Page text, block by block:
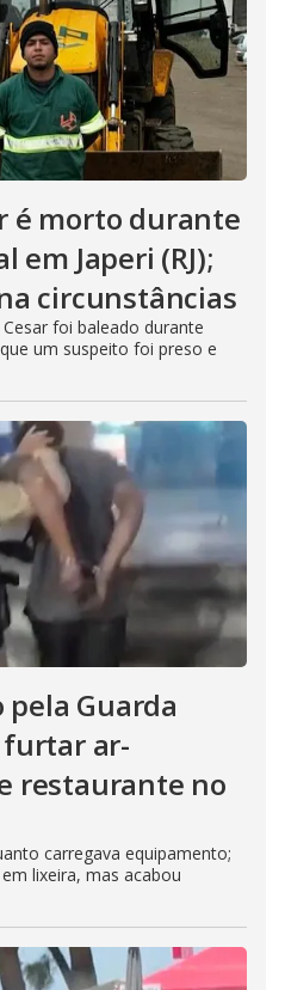
é morto durante
em Japeri (RJ);
circunstâncias
foi baleado durante
um suspeito foi preso e
pela Guarda
ar-
restaurante no
carregava equipamento;
lixeira, mas acabou